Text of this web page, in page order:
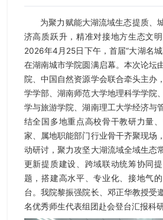
为聚力赋能大湖流域生态提质、
济高质跃升，精准对接地方生态文
2026年4月25日下午，首届“大湖名
在湖南城市学院圆满启幕。本次论坛
院、中国自然资源学会联合牵头主办
学学部、湖南师范大学地理科学学院
学与旅游学院、湖南理工大学经济与
结全国多地重点高校骨干教研力量
家、属地职能部门行业骨干齐聚现场
动研讨，聚力攻坚大湖流域全域生态
更新提质建设、跨域联动统筹协同
题，搭建高水平、专业化、接地气
台。我院黎振强院长、邓正华教授受
名优秀师生代表组团赴会登台汇报科